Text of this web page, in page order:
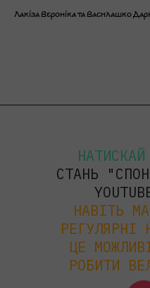
Лакіза Вероніка та Василашко
СТАНЬ
НАВІТЬ
РЕГУЛЯРНІ
ЦЕ
РОБИТИ